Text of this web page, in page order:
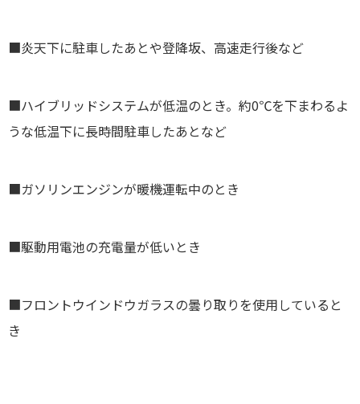
■炎天下に駐車したあとや登降坂、高速走行後など
■ハイブリッドシステムが低温のとき。約0℃を下まわるよ
うな低温下に長時間駐車したあとなど
■ガソリンエンジンが暖機運転中のとき
■駆動用電池の充電量が低いとき
■フロントウインドウガラスの曇り取りを使用していると
き